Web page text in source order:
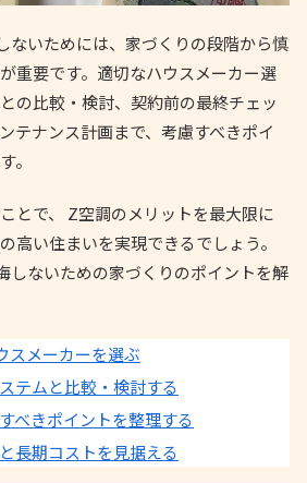
ないためには、家づくりの段階から慎
重要です。適切なハウスメーカー選
の比較・検討、契約前の最終チェッ
テナンス計画まで、考慮すべきポイ
。
とで、 Z空調のメリットを最大限に
高い住まいを実現できるでしょう。
しないための家づくりのポイントを解
スメーカーを選ぶ
テムと比較・検討する
べきポイントを整理する
長期コストを見据える